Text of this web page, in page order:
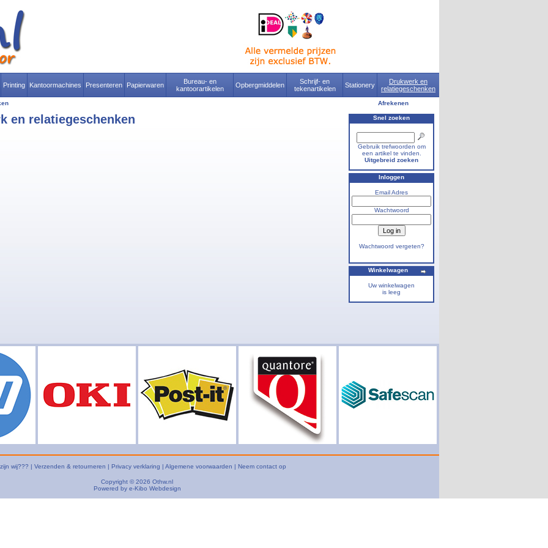
Printing Kantoormachines Presenteren Papierwaren
Bureau- en
kantoorartikelen
Opbergmiddelen
Schrijf- en
tekenartikelen
Stationery
Drukwerk en
relatiegeschenken
Afrekenen
en relatiegeschenken Snel zoeken
Gebruik trefwoorden om
een artikel te vinden.
Uitgebreid zoeken
Inloggen
Email Adres
Wachtwoord
Wachtwoord vergeten?
Winkelwagen
Uw winkelwagen
is leeg
wij??? | Verzenden & retourneren | Privacy verklaring | Algemene voorwaarden | Neem contact op
Copyright © 2026 Othw.nl
Powered by e-Kibo Webdesign